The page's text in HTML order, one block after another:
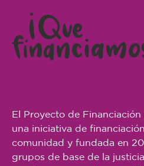
El Proyecto de Financiación
una iniciativa de
comunidad y fundada en
grupos de base de la